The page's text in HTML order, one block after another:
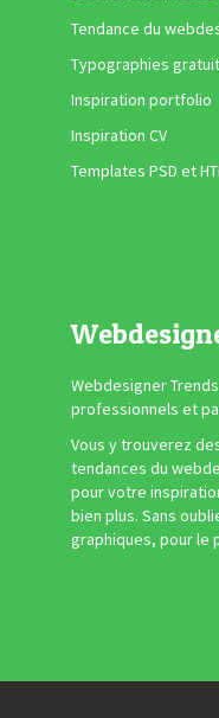
Tendance du
Typographies
Inspiration portfolio
Inspiration CV
Templates PSD et
Webdesigner
professionnels et
Vous y trouverez
tendances du
pour votre
bien plus. Sans
graphiques, pour le